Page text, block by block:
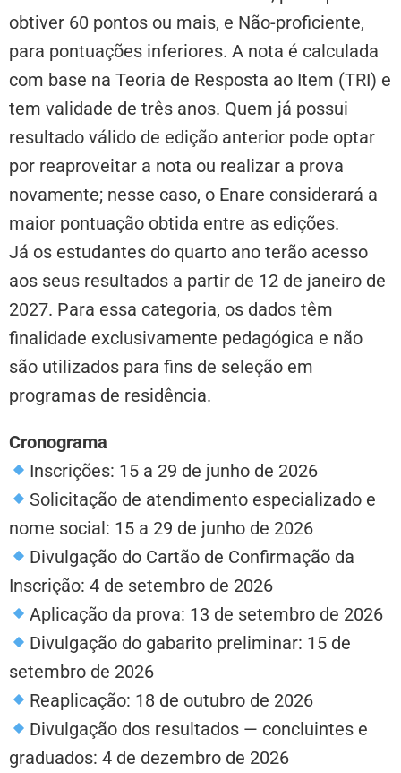
obtiver 60 pontos ou mais, e Não-proficiente,
para pontuações inferiores. A nota é calculada
com base na Teoria de Resposta ao Item (TRI) e
tem validade de três anos. Quem já possui
resultado válido de edição anterior pode optar
por reaproveitar a nota ou realizar a prova
novamente; nesse caso, o Enare considerará a
maior pontuação obtida entre as edições.
Já os estudantes do quarto ano terão acesso
aos seus resultados a partir de 12 de janeiro de
2027. Para essa categoria, os dados têm
finalidade exclusivamente pedagógica e não
são utilizados para fins de seleção em
programas de residência.
Cronograma
Inscrições: 15 a 29 de junho de 2026
Solicitação de atendimento especializado e
nome social: 15 a 29 de junho de 2026
Divulgação do Cartão de Confirmação da
Inscrição: 4 de setembro de 2026
Aplicação da prova: 13 de setembro de 2026
Divulgação do gabarito preliminar: 15 de
setembro de 2026
Reaplicação: 18 de outubro de 2026
Divulgação dos resultados — concluintes e
graduados: 4 de dezembro de 2026